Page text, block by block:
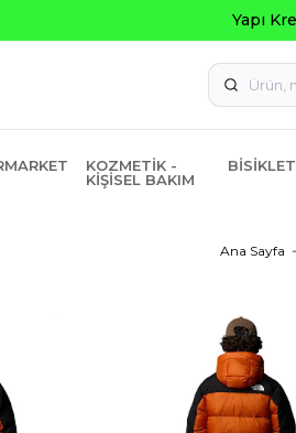
Bankasına Peşin Fiyatına 6 Taksit
KOZMETIK -
KIŞISEL BAKIM
BISIKLET
Ana Sayfa